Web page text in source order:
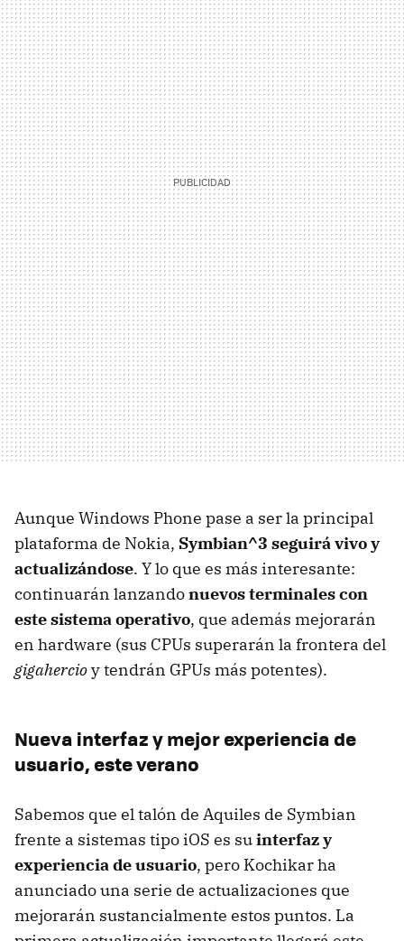
Aunque Windows Phone pase a ser la principal
plataforma de Nokia, Symbian^3 seguirá vivo y
actualizándose. Y lo que es más interesante:
continuarán lanzandonuevos terminales con
este sistema operativo, que además mejorarán
en hardware (sus CPUs superarán la frontera del
gigahercioy tendrán GPUs más potentes).
Nueva interfaz y mejor experiencia de
usuario, este verano
Sabemos que el talón de Aquiles de Symbian
frente a sistemas tipo iOS es suinterfaz y
experiencia de usuario, pero Kochikar ha
anunciado una serie de actualizaciones que
mejorarán sustancialmente estos puntos. La